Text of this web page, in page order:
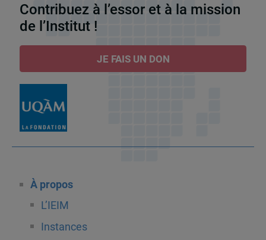
Contribuez à l’essor et à la mission
de l’Institut !
JE FAIS UN DON
À propos
L’IEIM
Instances